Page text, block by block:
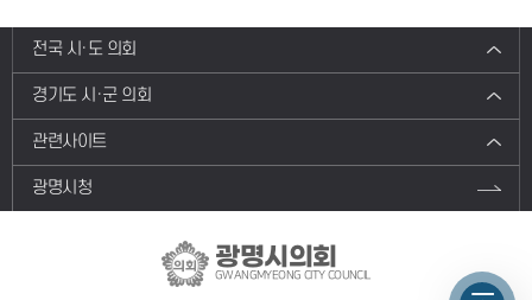
전국 시·도 의회
경기도 시·군 의회
관련사이트
광명시청
광명시의회
GWANGMYEONG CITY COUNCIL